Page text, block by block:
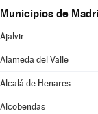
Municipios de
Ajalvir
Alameda del Valle
Alcalá de Henares
Alcobendas